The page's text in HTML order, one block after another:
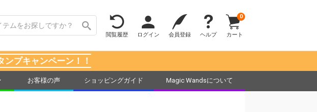
閲覧履歴 ログイン 会員登録 ヘルプ カート
0
プキャンペーン！！
お客様の声 ショッピングガイド Magic Wandsについて